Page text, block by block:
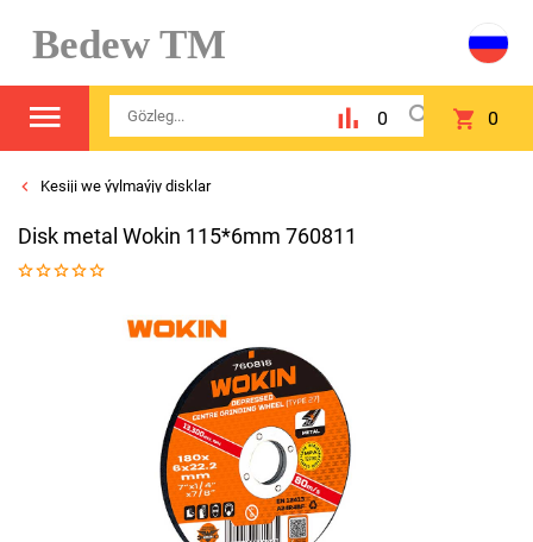
Bedew TM
0 0
Kesiji we ýylmaýjy disklar
Disk metal Wokin 115*6mm 760811